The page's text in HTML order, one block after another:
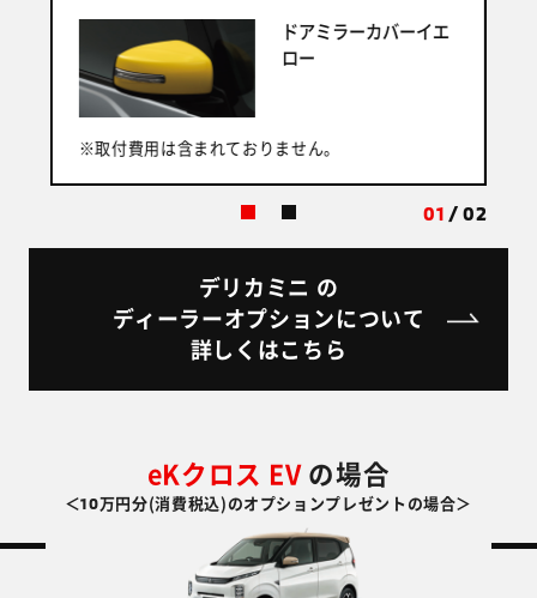
ドアミラーカバーイエ
ロー
※取付費用は含まれておりません。
01 / 02
デリカミニ の
ディーラーオプションについて
詳しくはこちら
eKクロス EV の場合
＜10万円分(消費税込)のオプションプレゼントの場合＞